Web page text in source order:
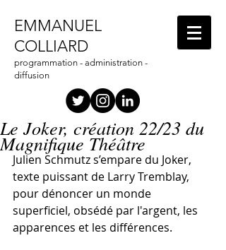
EMMANUEL
COLLIARD
programmation - administration -
diffusion
Le Joker, création 22/23 du
Magnifique Théâtre
Julien Schmutz s’empare du Joker,
texte puissant de Larry Tremblay,
pour dénoncer un monde
superficiel, obsédé par l'argent, les
apparences et les différences.